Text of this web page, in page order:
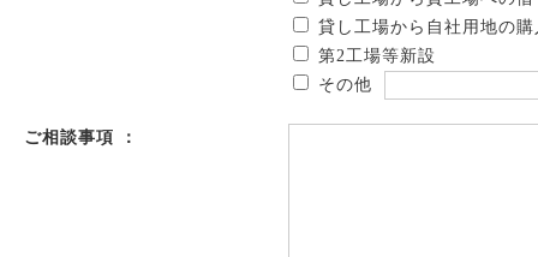
貸し工場から自社用地の購
第2工場等新設
その他
ご相談事項 ：